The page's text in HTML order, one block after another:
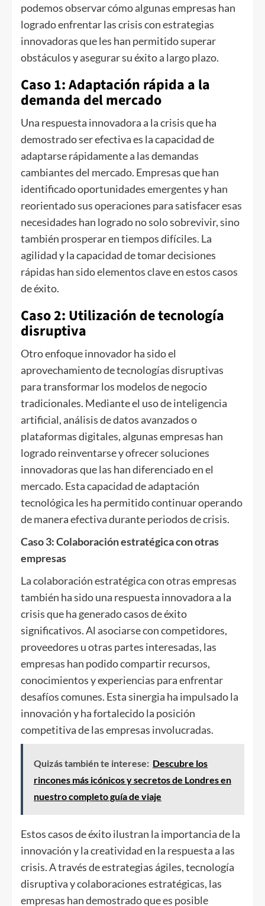
podemos observar cómo algunas empresas han
logrado enfrentar las crisis con estrategias
innovadoras que les han permitido superar
obstáculos y asegurar su éxito a largo plazo.
Caso 1: Adaptación rápida a la
demanda del mercado
Una respuesta innovadora a la crisis que ha
demostrado ser efectiva es la capacidad de
adaptarse rápidamente a las demandas
cambiantes del mercado. Empresas que han
identificado oportunidades emergentes y han
reorientado sus operaciones para satisfacer esas
necesidades han logrado no solo sobrevivir, sino
también prosperar en tiempos difíciles. La
agilidad y la capacidad de tomar decisiones
rápidas han sido elementos clave en estos casos
de éxito.
Caso 2: Utilización de tecnología
disruptiva
Otro enfoque innovador ha sido el
aprovechamiento de tecnologías disruptivas
para transformar los modelos de negocio
tradicionales. Mediante el uso de inteligencia
artificial, análisis de datos avanzados o
plataformas digitales, algunas empresas han
logrado reinventarse y ofrecer soluciones
innovadoras que las han diferenciado en el
mercado. Esta capacidad de adaptación
tecnológica les ha permitido continuar operando
de manera efectiva durante periodos de crisis.
Caso 3: Colaboración estratégica con otras
empresas
La colaboración estratégica con otras empresas
también ha sido una respuesta innovadora a la
crisis que ha generado casos de éxito
significativos. Al asociarse con competidores,
proveedores u otras partes interesadas, las
empresas han podido compartir recursos,
conocimientos y experiencias para enfrentar
desafíos comunes. Esta sinergia ha impulsado la
innovación y ha fortalecido la posición
competitiva de las empresas involucradas.
Quizás también te interese: Descubre los
rincones más icónicos y secretos de Londres en
nuestro completo guía de viaje
Estos casos de éxito ilustran la importancia de la
innovación y la creatividad en la respuesta a las
crisis. A través de estrategias ágiles, tecnología
disruptiva y colaboraciones estratégicas, las
empresas han demostrado que es posible